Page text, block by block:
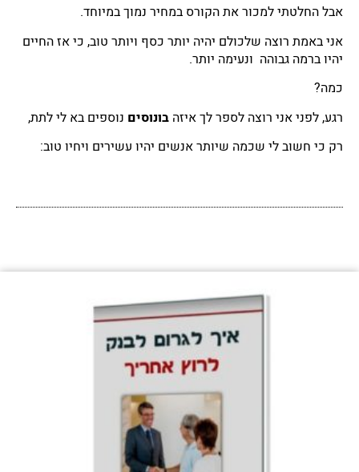
אבל החלטתי למכור את הקורס במחיר נמוך במיוחד.
אני באמת רוצה שלכולם יהיה יותר כסף ויותר טוב, כי אז החיים
יהיו ברמה גבוהה ונעימה יותר.
כמה?
רגע, לפני אני רוצה לספר לך איזה בונוסים נוספים בא לי לתת,
רק כי חשוב לי שכמה שיותר אנשים יהיו עשירים ויחיו טוב: